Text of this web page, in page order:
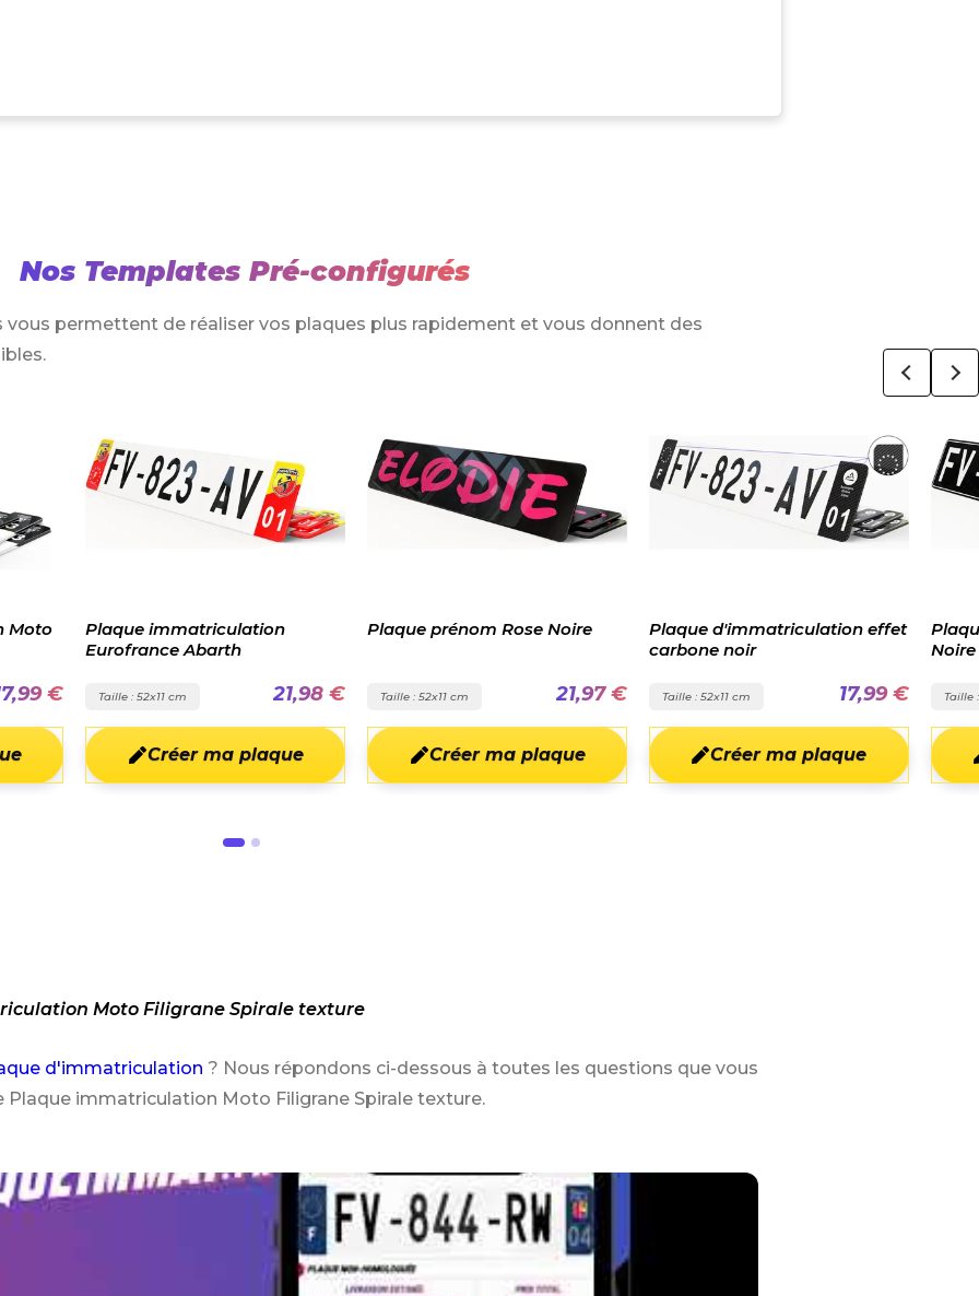
Nos Templates Pré-configurés
vous permettent de réaliser vos plaques plus rapidement et vous donnent des
21,98 €
plaque
Plaque prénom Rose Noire
Taille : 52x11 cm 21,97 €
Créer ma plaque
Plaque d'immatriculation effet
Taille : 52x11 cm 17,99 €
Créer ma plaque
Plaque d'immatriculations
Noire pour voiture de
Taille : 52x11 cm 18,98 €
Créer ma plaque
Moto Filigrane Spirale texture
d'immatriculation ? Nous répondons ci-dessous à toutes les questions que vous
Plaque immatriculation Moto Filigrane Spirale texture.